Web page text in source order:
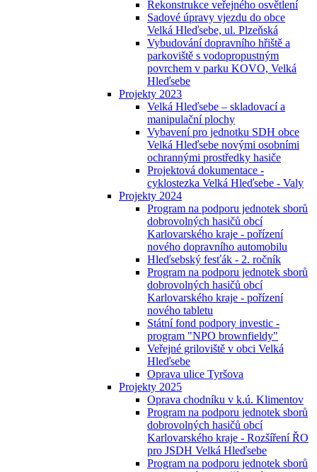
Rekonstrukce veřejného osvětlení
Sadové úpravy vjezdu do obce
Velká Hleďsebe, ul. Plzeňská
Vybudování dopravního hřiště a
parkoviště s vodopropustným
povrchem v parku KOVO, Velká
Hleďsebe
Projekty 2023
Velká Hleďsebe – skladovací a
manipulační plochy
Vybavení pro jednotku SDH obce
Velká Hleďsebe novými osobními
ochrannými prostředky hasiče
Projektová dokumentace -
cyklostezka Velká Hleďsebe - Valy
Projekty 2024
Program na podporu jednotek sborů
dobrovolných hasičů obcí
Karlovarského kraje - pořízení
nového dopravního automobilu
Hleďsebský fesťák - 2. ročník
Program na podporu jednotek sborů
dobrovolných hasičů obcí
Karlovarského kraje - pořízení
nového tabletu
Státní fond podpory investic -
program "NPO brownfieldy"
Veřejné griloviště v obci Velká
Hleďsebe
Oprava ulice Tyršova
Projekty 2025
Oprava chodníku v k.ú. Klimentov
Program na podporu jednotek sborů
dobrovolných hasičů obcí
Karlovarského kraje - Rozšíření ŘO
pro JSDH Velká Hleďsebe
Program na podporu jednotek sborů